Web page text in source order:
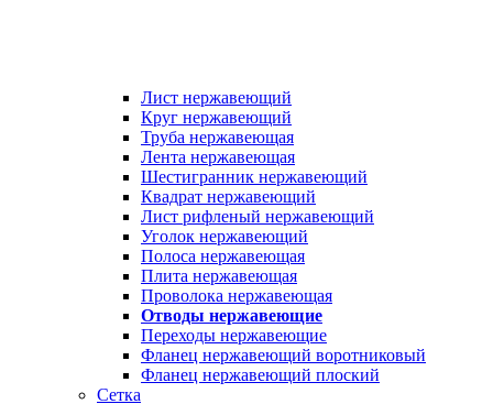
Лист нержавеющий
Круг нержавеющий
Труба нержавеющая
Лента нержавеющая
Шестигранник нержавеющий
Квадрат нержавеющий
Лист рифленый нержавеющий
Уголок нержавеющий
Полоса нержавеющая
Плита нержавеющая
Проволока нержавеющая
Отводы нержавеющие
Переходы нержавеющие
Фланец нержавеющий воротниковый
Фланец нержавеющий плоский
Сетка